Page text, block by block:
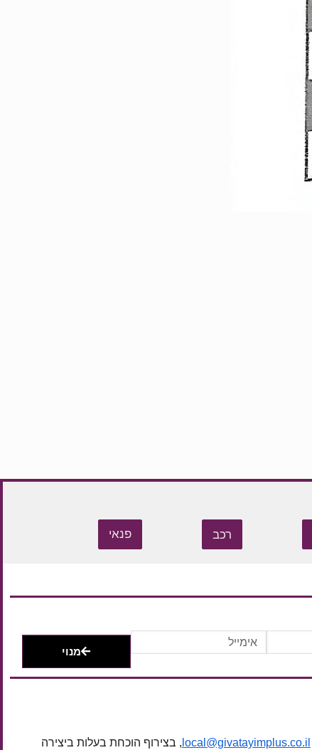
רכב פנאי
מנוי
local@givatayimplus.co.il , בצירוף הוכחת בעלות ביצירה